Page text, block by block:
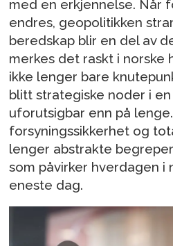
med en erkjennelse. Når
endres, geopolitikken
beredskap blir en del av
merkes det raskt i norske
ikke lenger bare
blitt strategiske noder i
uforutsigbar enn på
forsyningssikkerhet og
lenger abstrakte
som påvirker hverdagen i
eneste dag.